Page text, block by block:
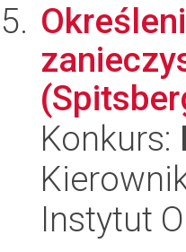
Konkurs:
Instytut